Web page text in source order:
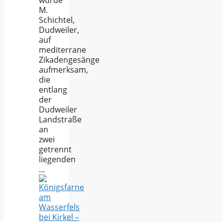
M.
Schichtel,
Dudweiler,
auf
mediterrane
Zikadengesänge
aufmerksam,
die
entlang
der
Dudweiler
Landstraße
an
zwei
getrennt
liegenden
…